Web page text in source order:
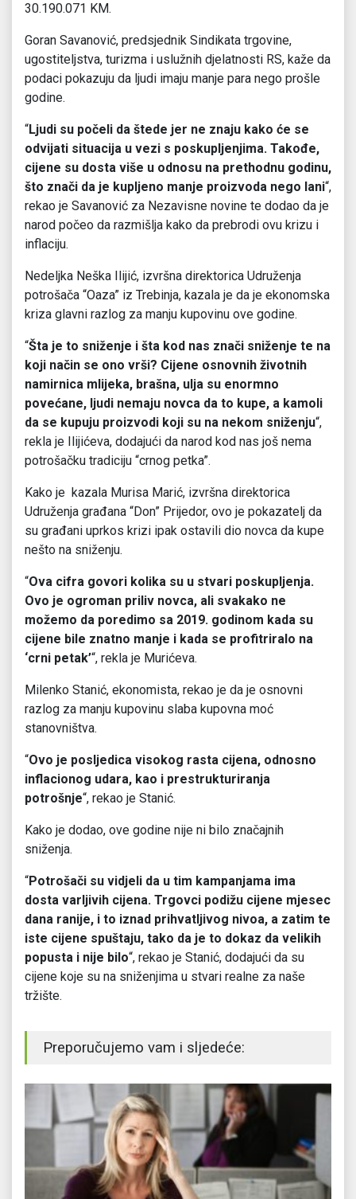
30.190.071 KM.
Goran Savanović, predsjednik Sindikata trgovine,
ugostiteljstva, turizma i uslužnih djelatnosti RS, kaže da
podaci pokazuju da ljudi imaju manje para nego prošle
godine.
“Ljudi su počeli da štede jer ne znaju kako će se
odvijati situacija u vezi s poskupljenjima. Takođe,
cijene su dosta više u odnosu na prethodnu godinu,
što znači da je kupljeno manje proizvoda nego lani“,
rekao je Savanović za Nezavisne novine te dodao da je
narod počeo da razmišlja kako da prebrodi ovu krizu i
inflaciju.
Nedeljka Neška Ilijić, izvršna direktorica Udruženja
potrošača “Oaza” iz Trebinja, kazala je da je ekonomska
kriza glavni razlog za manju kupovinu ove godine.
“Šta je to sniženje i šta kod nas znači sniženje te na
koji način se ono vrši? Cijene osnovnih životnih
namirnica mlijeka, brašna, ulja su enormno
povećane, ljudi nemaju novca da to kupe, a kamoli
da se kupuju proizvodi koji su na nekom sniženju“,
rekla je Ilijićeva, dodajući da narod kod nas još nema
potrošačku tradiciju “crnog petka”.
Kako je kazala Murisa Marić, izvršna direktorica
Udruženja građana “Don” Prijedor, ovo je pokazatelj da
su građani uprkos krizi ipak ostavili dio novca da kupe
nešto na sniženju.
“Ova cifra govori kolika su u stvari poskupljenja.
Ovo je ogroman priliv novca, ali svakako ne
možemo da poredimo sa 2019. godinom kada su
cijene bile znatno manje i kada se profitriralo na
‘crni petak’“, rekla je Murićeva.
Milenko Stanić, ekonomista, rekao je da je osnovni
razlog za manju kupovinu slaba kupovna moć
stanovništva.
“Ovo je posljedica visokog rasta cijena, odnosno
inflacionog udara, kao i prestrukturiranja
potrošnje“, rekao je Stanić.
Kako je dodao, ove godine nije ni bilo značajnih
sniženja.
“Potrošači su vidjeli da u tim kampanjama ima
dosta varljivih cijena. Trgovci podižu cijene mjesec
dana ranije, i to iznad prihvatljivog nivoa, a zatim te
iste cijene spuštaju, tako da je to dokaz da velikih
popusta i nije bilo“, rekao je Stanić, dodajući da su
cijene koje su na sniženjima u stvari realne za naše
tržište.
Preporučujemo vam i sljedeće: